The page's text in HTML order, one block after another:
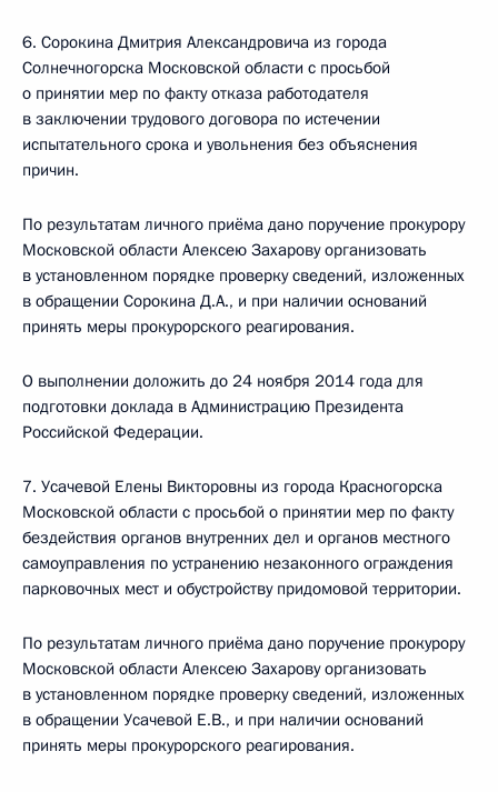
6. Сорокина Дмитрия Александровича из города
Солнечногорска Московской области с просьбой
о принятии мер по факту отказа работодателя
в заключении трудового договора по истечении
испытательного срока и увольнения без объяснения
причин.
По результатам личного приёма дано поручение прокурору
Московской области Алексею Захарову организовать
в установленном порядке проверку сведений, изложенных
в обращении Сорокина Д.А., и при наличии оснований
принять меры прокурорского реагирования.
О выполнении доложить до 24 ноября 2014 года для
подготовки доклада в Администрацию Президента
Российской Федерации.
7. Усачевой Елены Викторовны из города Красногорска
Московской области с просьбой о принятии мер по факту
бездействия органов внутренних дел и органов местного
самоуправления по устранению незаконного ограждения
парковочных мест и обустройству придомовой территории.
По результатам личного приёма дано поручение прокурору
Московской области Алексею Захарову организовать
в установленном порядке проверку сведений, изложенных
в обращении Усачевой Е.В., и при наличии оснований
принять меры прокурорского реагирования.